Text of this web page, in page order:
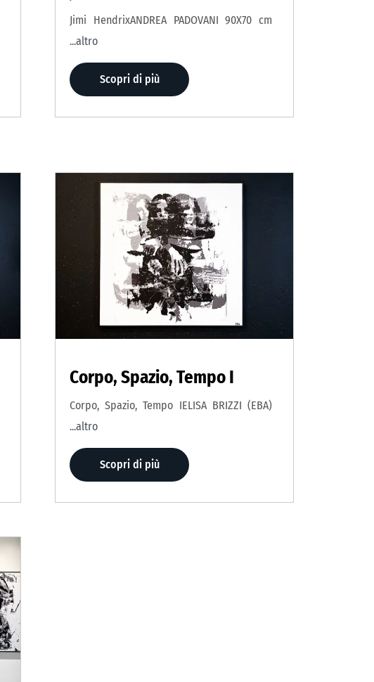
Jimi HendrixANDREA PADOVANI 90X70 cm
...altro
Corpo, Spazio, Tempo I
Corpo, Spazio, Tempo IELISA BRIZZI (EBA)
...altro